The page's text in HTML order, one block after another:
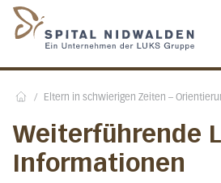
/ Eltern in schwierigen Zeiten –
Weiterführende
Informationen